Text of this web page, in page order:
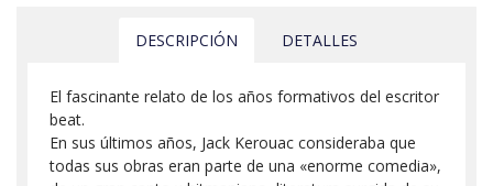
DESCRIPCIÓN DETALLES
El fascinante relato de los años formativos del escritor
beat.
En sus últimos años, Jack Kerouac consideraba que
todas sus obras eran parte de una «enorme comedia»,